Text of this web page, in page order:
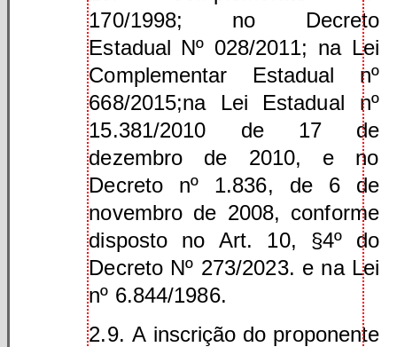
170/1998; no Decreto
Estadual Nº 028/2011; na Lei
Complementar Estadual nº
668/2015;na Lei Estadual nº
15.381/2010 de 17 de
dezembro de 2010, e no
Decreto nº 1.836, de 6 de
novembro de 2008, conforme
disposto no Art. 10, §4º do
Decreto Nº 273/2023. e na Lei
nº 6.844/1986.
2.9. A inscrição do proponente